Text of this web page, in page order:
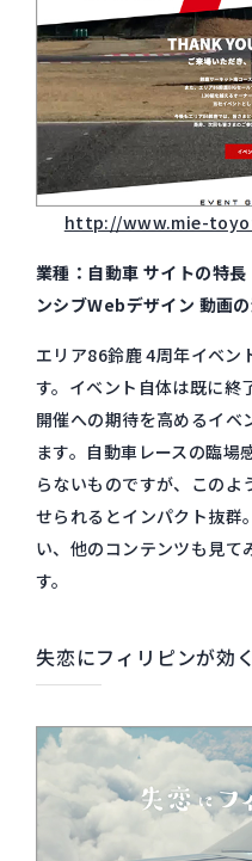
http://www.mie-
業種：自動車 サイトの特
ンシブWebデザイン 動画
エリア86鈴鹿 4周年イベン
す。イベント自体は既に終
開催への期待を高めるイベ
ます。自動車レースの臨場
らないものですが、このよ
せられるとインパクト抜群
い、他のコンテンツも見て
す。
失恋にフィリピンが効く